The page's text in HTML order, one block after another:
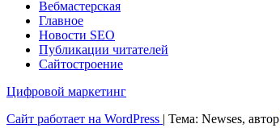
Вебмастерская
Главное
Новости SEO
Публикации читателей
Сайтостроение
Цифровой маркетинг
Сайт работает на WordPress | Тема: Newses, автор